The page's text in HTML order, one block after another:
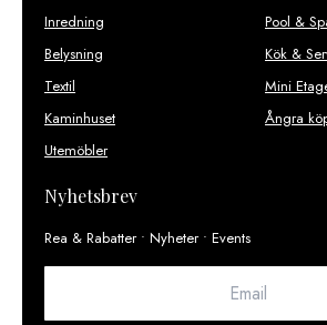
Inredning
Belysning
Textil
Kaminhuset
Utemöbler
Pool &
Kök &
Mini
Ångra
Nyhetsbrev
Rea & Rabatter • Nyheter • Events